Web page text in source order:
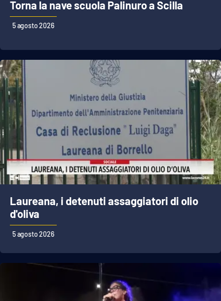
Torna la nave scuola Palinuro a Scilla
5 agosto 2026
Laureana, i detenuti assaggiatori di olio
d'oliva
5 agosto 2026